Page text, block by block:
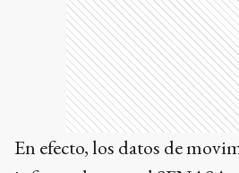
En efecto, los datos de